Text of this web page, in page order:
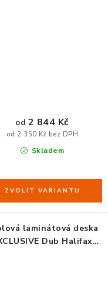
Skladem
od 2 350 Kč bez DPH
od 2 844 Kč
laminátová deska
Dub Halifax